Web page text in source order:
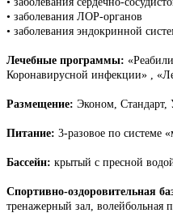
• заболевания ЛОР-органов
• заболевания эндокринной
Лечебные программы:
Коронавирусной инфекции» ,
Размещение: Эконом,
Питание: 3-разовое по системе
Бассейн: крытый с пресной
Спортивно-оздоровительная
тренажерный зал, волейбольная